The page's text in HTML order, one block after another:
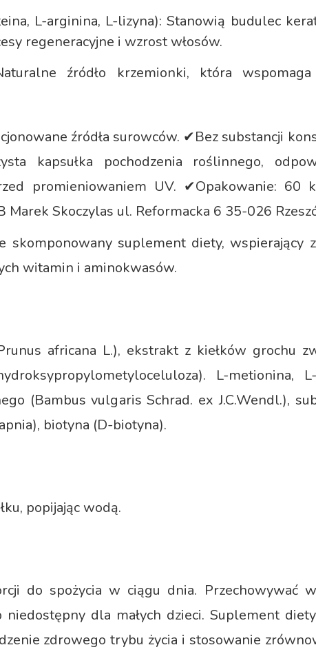
L-arginina, L-lizyna): Stanowią budulec
regeneracyjne i wzrost włosów.
źródło krzemionki, która
źródła surowców. ✔Bez substancji
kapsułka pochodzenia roślinnego,
promieniowaniem UV. ✔Opakowanie: 60
Skoczylas ul. Reformacka 6 35-026
skomponowany suplement diety,
witamin i aminokwasów.
africana L.), ekstrakt z kiełków grochu
L-metionina,
(Bambus vulgaris Schrad. ex J.C.Wendl.),
biotyna (D-biotyna).
popijając wodą.
do spożycia w ciągu dnia. Przechowywać
dla małych dzieci. Suplement
zdrowego trybu życia i stosowanie